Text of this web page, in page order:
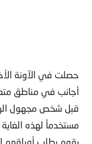
حصلت في الآونة
أجانب في مناطق
قبل شخص مجهول
مستخدماً لهذه
يقوم بطلب أوراقهم